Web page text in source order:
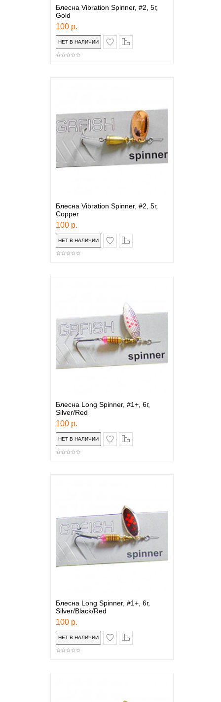
Блесна Vibration Spinner, #2, 5г,
Gold
100 р.
в закладки
Блесна Vibration Spinner, #2, 5г,
Copper
100 р.
в закладки
Блесна Long Spinner, #1+, 6г,
Silver/Red
100 р.
в закладки
Блесна Long Spinner, #1+, 6г,
Silver/Black/Red
100 р.
в закладки